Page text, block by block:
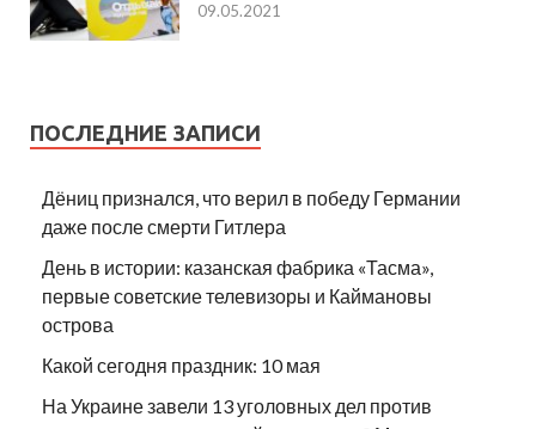
09.05.2021
ПОСЛЕДНИЕ ЗАПИСИ
Дёниц признался, что верил в победу Германии
даже после смерти Гитлера
День в истории: казанская фабрика «Тасма»,
первые советские телевизоры и Каймановы
острова
Какой сегодня праздник: 10 мая
На Украине завели 13 уголовных дел против